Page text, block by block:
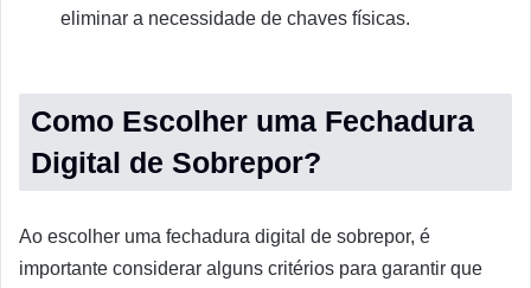
eliminar a necessidade de chaves físicas.
Como Escolher uma Fechadura
Digital de Sobrepor?
Ao escolher uma fechadura digital de sobrepor, é
importante considerar alguns critérios para garantir que